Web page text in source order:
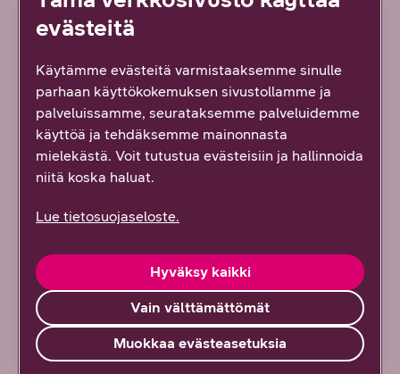
Teknologiatrendit 2023 -raportti.
Avainsanat:
Verkko Yhteydet Mobiili
Digitalisaatio Muuttuva työ Työkulttuuri
Johtaminen Liikkuva työ
Kyberturvallisuus Etätyö
Teknologiatrendit
evästeitä
Käytämme evästeitä varmistaaksemme sinulle
parhaan käyttökokemuksen sivustollamme ja
palveluissamme, seurataksemme palveluidemme
käyttöä ja tehdäksemme mainonnasta
mielekästä. Voit tutustua evästeisiin ja hallinnoida
niitä koska haluat.
Lue tietosuojaseloste.
Vain välttämättömät
Hyväksy kaikki
Muokkaa evästeasetuksia